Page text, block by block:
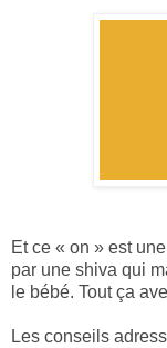
Et ce « on » est
par une shiva qui
le bébé. Tout ça
Les conseils